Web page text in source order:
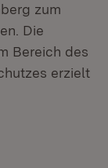
zum
Die
Bereich des
erzielt